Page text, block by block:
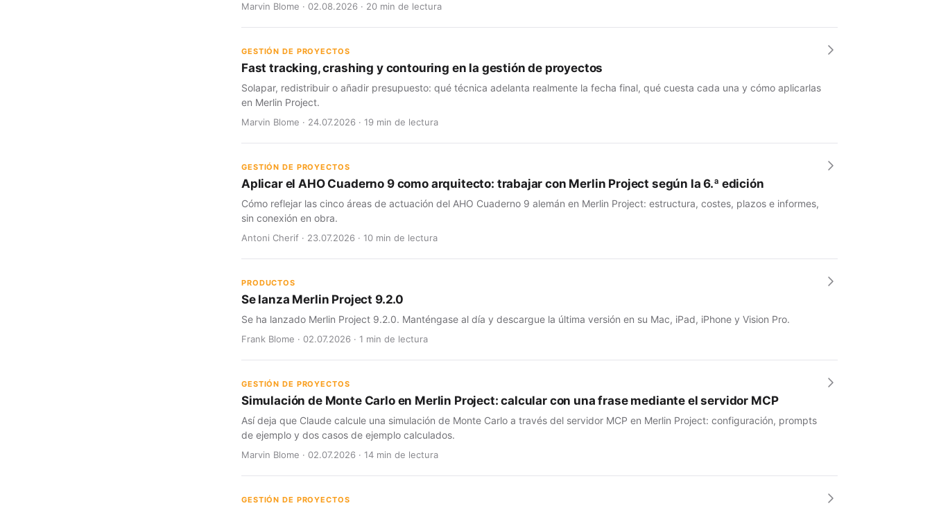
Marvin Blome · 02.08.2026 · 20 min de lectura
GESTIÓN DE PROYECTOS
Fast tracking, crashing y contouring en la gestión de proyectos
Solapar, redistribuir o añadir presupuesto: qué técnica adelanta realmente la fecha final, qué cuesta cada una y cómo aplicarlas
en Merlin Project.
Marvin Blome · 24.07.2026 · 19 min de lectura
GESTIÓN DE PROYECTOS
Aplicar el AHO Cuaderno 9 como arquitecto: trabajar con Merlin Project según la 6.ª edición
Cómo reflejar las cinco áreas de actuación del AHO Cuaderno 9 alemán en Merlin Project: estructura, costes, plazos e informes,
sin conexión en obra.
Antoni Cherif · 23.07.2026 · 10 min de lectura
PRODUCTOS
Se lanza Merlin Project 9.2.0
Se ha lanzado Merlin Project 9.2.0. Manténgase al día y descargue la última versión en su Mac, iPad, iPhone y Vision Pro.
Frank Blome · 02.07.2026 · 1 min de lectura
GESTIÓN DE PROYECTOS
Simulación de Monte Carlo en Merlin Project: calcular con una frase mediante el servidor MCP
Así deja que Claude calcule una simulación de Monte Carlo a través del servidor MCP en Merlin Project: configuración, prompts
de ejemplo y dos casos de ejemplo calculados.
Marvin Blome · 02.07.2026 · 14 min de lectura
GESTIÓN DE PROYECTOS